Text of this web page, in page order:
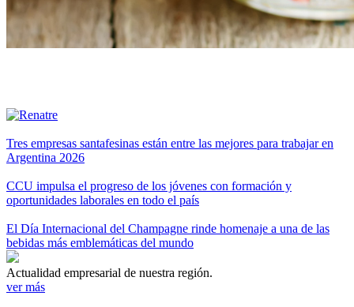
Tres empresas santafesinas están entre las mejores para trabajar en
Argentina 2026
CCU impulsa el progreso de los jóvenes con formación y
oportunidades laborales en todo el país
El Día Internacional del Champagne rinde homenaje a una de las
bebidas más emblemáticas del mundo
Actualidad empresarial de nuestra región.
ver más